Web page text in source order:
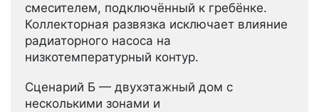
смесителем, подключённый к гребёнке.
Коллекторная развязка исключает влияние
радиаторного насоса на
низкотемпературный контур.
Сценарий Б — двухэтажный дом с
несколькими зонами и